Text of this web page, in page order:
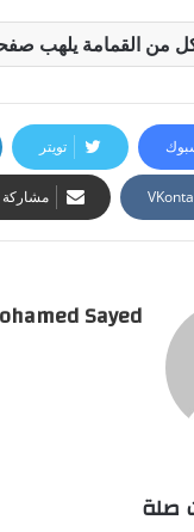
من القمامة يلهب
تويتر
مشاركة
Sayed
صلة